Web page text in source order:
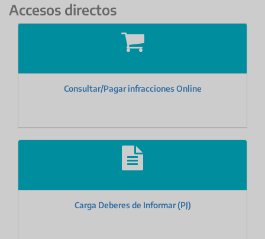
Accesos directos
Consultar/Pagar infracciones Online
Carga Deberes de Informar (PJ)